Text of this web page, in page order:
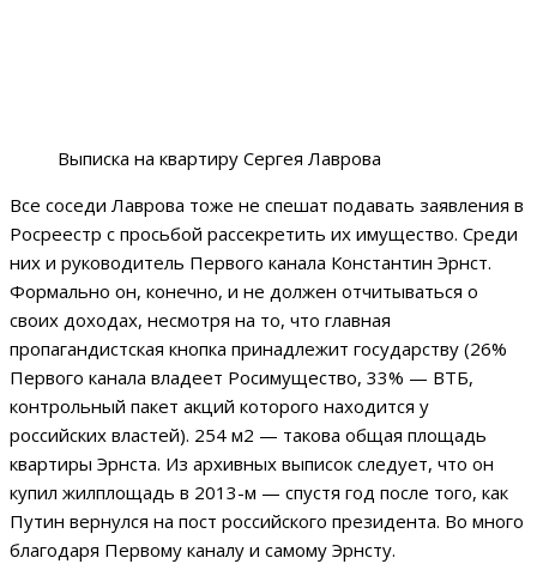
Выписка на квартиру Сергея Лаврова
Все соседи Лаврова тоже не спешат подавать заявления в
Росреестр с просьбой рассекретить их имущество. Среди
них и руководитель Первого канала Константин Эрнст.
Формально он, конечно, и не должен отчитываться о
своих доходах, несмотря на то, что главная
пропагандистская кнопка принадлежит государству (26%
Первого канала владеет Росимущество, 33% — ВТБ,
контрольный пакет акций которого находится у
российских властей). 254 м2 — такова общая площадь
квартиры Эрнста. Из архивных выписок следует, что он
купил жилплощадь в 2013-м — спустя год после того, как
Путин вернулся на пост российского президента. Во много
благодаря Первому каналу и самому Эрнсту.